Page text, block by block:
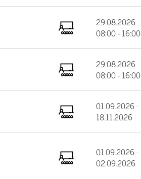
29.08.2026
08:00 - 16:00
29.08.2026
08:00 - 16:00
01.09.2026 -
18.11.2026
01.09.2026 -
02.09.2026